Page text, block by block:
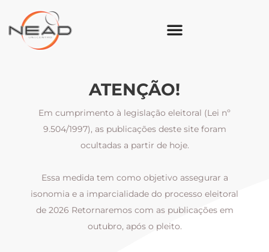
ATENÇÃO!
Em cumprimento à legislação eleitoral (Lei nº
9.504/1997), as publicações deste site foram
ocultadas a partir de hoje.
Essa medida tem como objetivo assegurar a
isonomia e a imparcialidade do processo eleitoral
de 2026 Retornaremos com as publicações em
outubro, após o pleito.